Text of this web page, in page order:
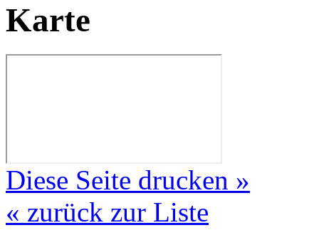
Karte
Diese Seite drucken »
« zurück zur Liste